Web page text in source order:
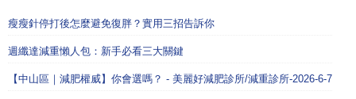
瘦瘦針停打後怎麼避免復胖？實用三招告訴你
週纖達減重懶人包：新手必看三大關鍵
【中山區｜減肥權威】你會選嗎？ - 美麗好減肥診所/減重診所-2026-6-7